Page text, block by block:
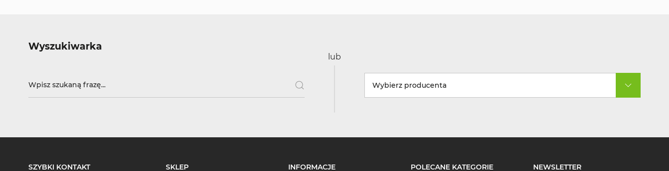
Wyszukiwarka
lub
Wybierz producenta
SZYBKI KONTAKT SKLEP INFORMACJE POLECANE KATEGORIE NEWSLETTER